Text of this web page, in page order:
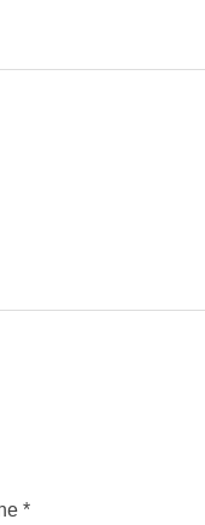
*